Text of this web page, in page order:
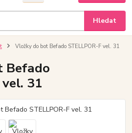
Hledat
Vložky do bot Befado STELLPOR-F vel. 31
Befado
31